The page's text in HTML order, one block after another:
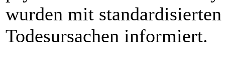
wurden mit
Todesursachen informiert.